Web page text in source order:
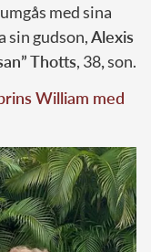
med sina
sin gudson,Alexis
Thotts, 38,son.
William med